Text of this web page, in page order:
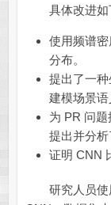
具体改进如
使用频谱
分布。
提出了一种
建模场景语
为 PR 问
提出并分析
证明 CNN
研究人员使用